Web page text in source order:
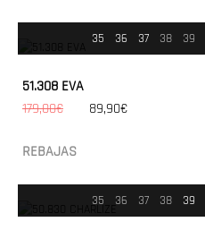
35 36 37 38 39
51.308 EVA
179,00€
89,90€
REBAJAS
35 36 37 38 39